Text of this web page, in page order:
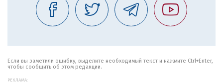
Если вы заметили ошибку, выделите необходимый текст и нажмите Ctrl+Enter,
чтобы сообщить об этом редакции.
РЕКЛАМА: